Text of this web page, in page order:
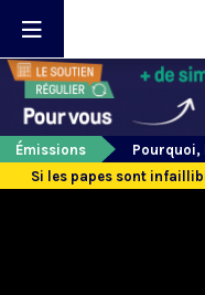
Émissions
Pourquoi,
Si les papes sont